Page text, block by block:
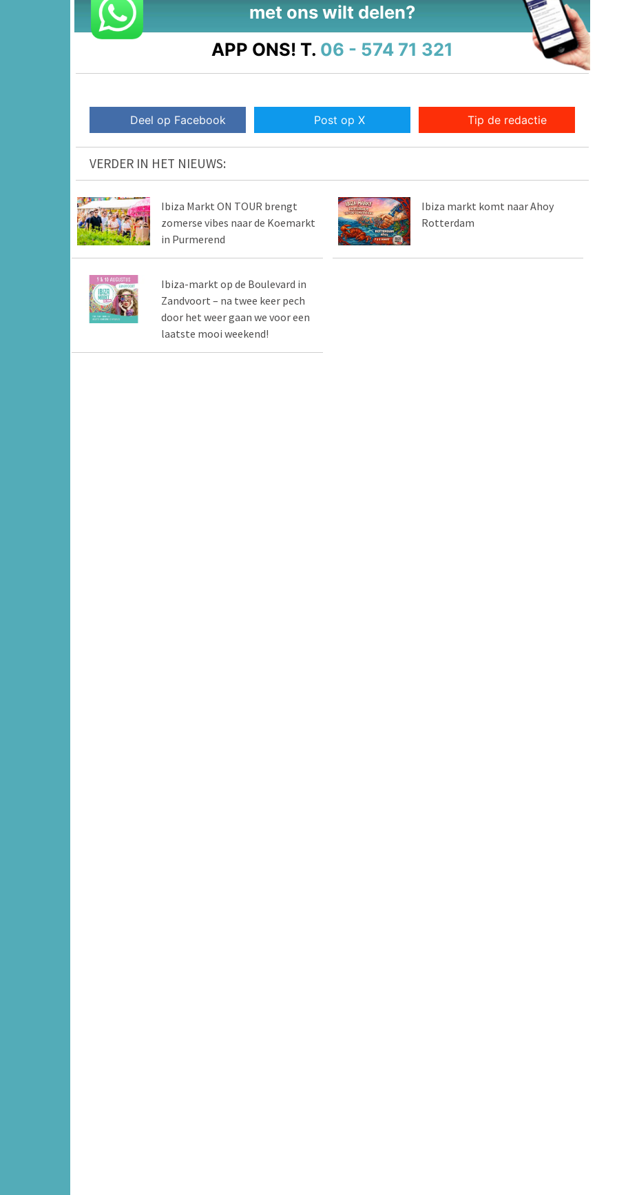
met ons wilt delen?
APP ONS! T. 06 - 574 71 321
Deel op Facebook Post op X Tip de redactie
VERDER IN HET NIEUWS:
Ibiza Markt ON TOUR brengt
zomerse vibes naar de Koemarkt
in Purmerend
Ibiza markt komt naar Ahoy
Rotterdam
Ibiza-markt op de Boulevard in
Zandvoort – na twee keer pech
door het weer gaan we voor een
laatste mooi weekend!